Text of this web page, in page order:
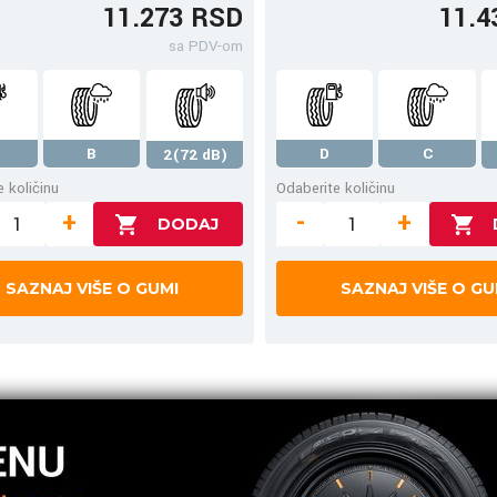
11.273 RSD
sa PDV-om
B
2(72 dB)
količinu
+
SAZNAJ VIŠE O GUMI
D
C
Odaberite količinu
- +
SAZNAJ VIŠE O